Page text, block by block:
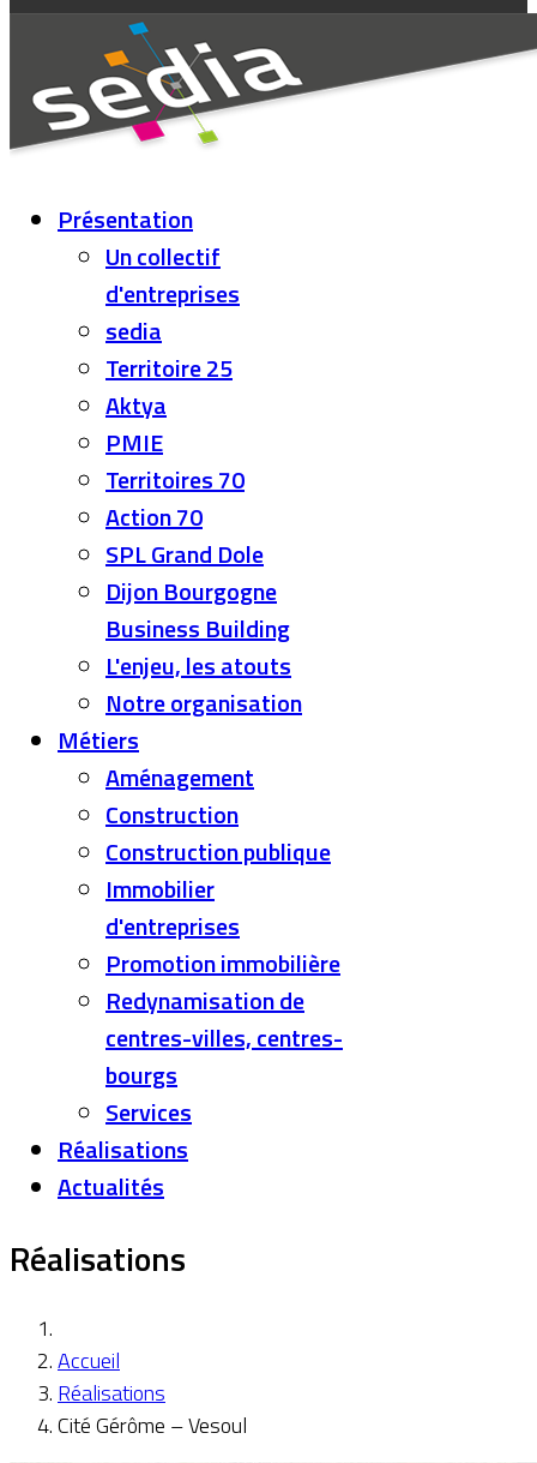
Présentation
Un collectif
d'entreprises
sedia
Territoire 25
Aktya
PMIE
Territoires 70
Action 70
SPL Grand Dole
Dijon Bourgogne
Business Building
L'enjeu, les atouts
Notre organisation
Métiers
Aménagement
Construction
Construction publique
Immobilier
d'entreprises
Promotion immobilière
Redynamisation de
centres-villes, centres-
bourgs
Services
Réalisations
Actualités
Réalisations
Accueil
Réalisations
Cité Gérôme – Vesoul